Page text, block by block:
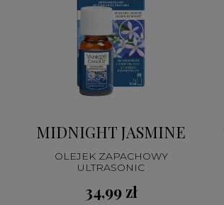
MIDNIGHT JASMINE
OLEJEK ZAPACHOWY
ULTRASONIC
34,99 zł